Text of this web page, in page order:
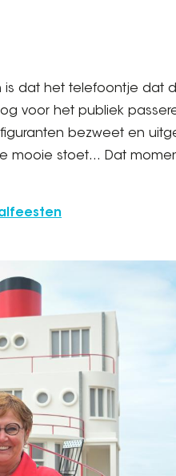
is dat het telefoontje dat
voor het publiek
bezweet en
mooie stoet… Dat